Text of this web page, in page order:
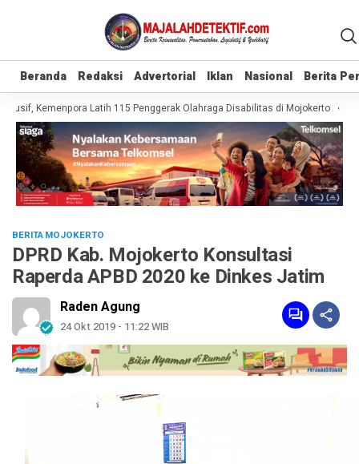
Beranda Redaksi Advertorial Iklan Nasional Berita
Beranda Redaksi Advertorial Iklan Nasional Berita
Kemenpora Latih 115 Penggerak Olahraga Disabilitas di Mojokerto
BERITA MOJOKERTO
DPRD Kab. Mojokerto Konsultasi
Raperda APBD 2020 ke Dinkes Jatim
Raden Agung
24 Okt 2019 - 11:22 WIB